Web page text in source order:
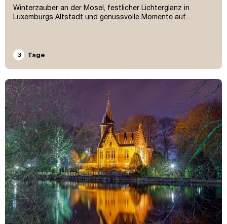
Winterzauber an der Mosel, festlicher Lichterglanz in
Luxemburgs Altstadt und genussvolle Momente auf...
3 Tage